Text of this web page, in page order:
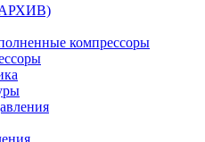
компрессоры